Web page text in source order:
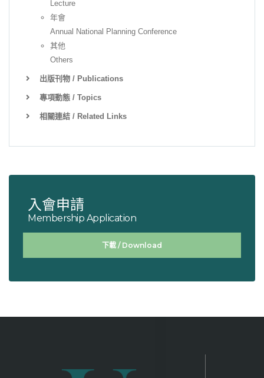
Lecture
年會
Annual National Planning Conference
其他
Others
出版刊物 / Publications
專項動態 / Topics
相關連結 / Related Links
入會申請
Membership Application
下載 / Download